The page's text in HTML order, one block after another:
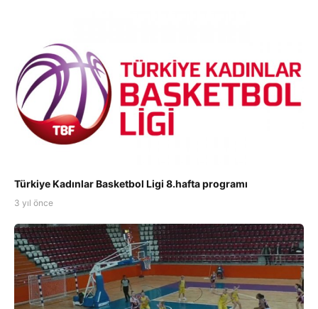
Türkiye Kadınlar Basketbol Ligi 8.hafta programı
3 yıl önce